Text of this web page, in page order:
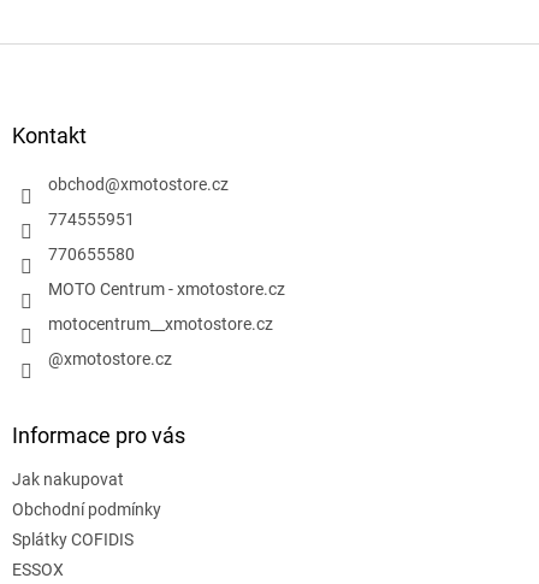
Kontakt
obchod@xmotostore.cz
774555951
770655580
MOTO Centrum - xmotostore.cz
motocentrum__xmotostore.cz
@xmotostore.cz
Informace pro vás
Jak nakupovat
Obchodní podmínky
Splátky COFIDIS
ESSOX